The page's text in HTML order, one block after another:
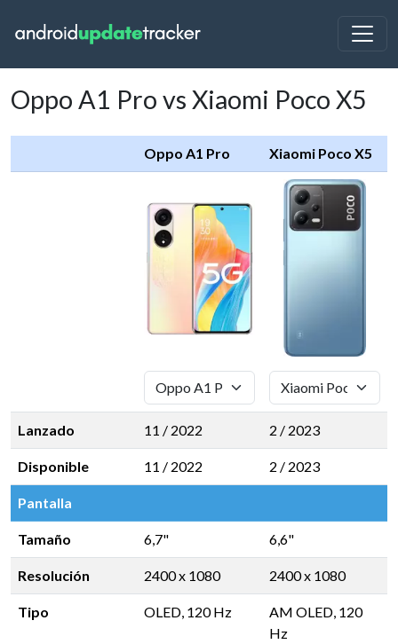
Oppo A1 Pro vs Xiaomi Poco X5
Oppo A1 Pro Xiaomi Poco X5
Lanzado 11 / 2022 2 / 2023
Disponible 11 / 2022 2 / 2023
Pantalla
Tamaño 6,7" 6,6"
Resolución 2400 x 1080 2400 x 1080
Tipo OLED, 120 Hz
AM OLED, 120
Hz